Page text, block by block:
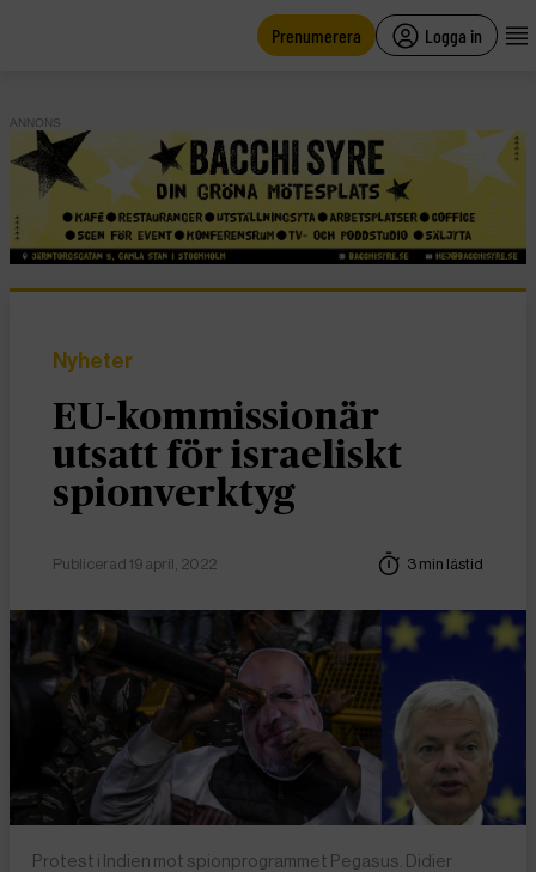
Prenumerera Logga in
ANNONS
Nyheter
EU-kommissionär
utsatt för israeliskt
spionverktyg
Publicerad 19 april, 2022 3 min lästid
Protest i Indien mot spionprogrammet Pegasus. Didier